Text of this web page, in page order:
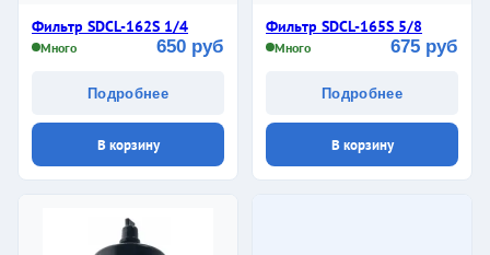
Фильтр SDCL-162S 1/4
Много 650 руб
Подробнее
В корзину
Фильтр SDCL-165S 5/8
Много 675 руб
Подробнее
В корзину